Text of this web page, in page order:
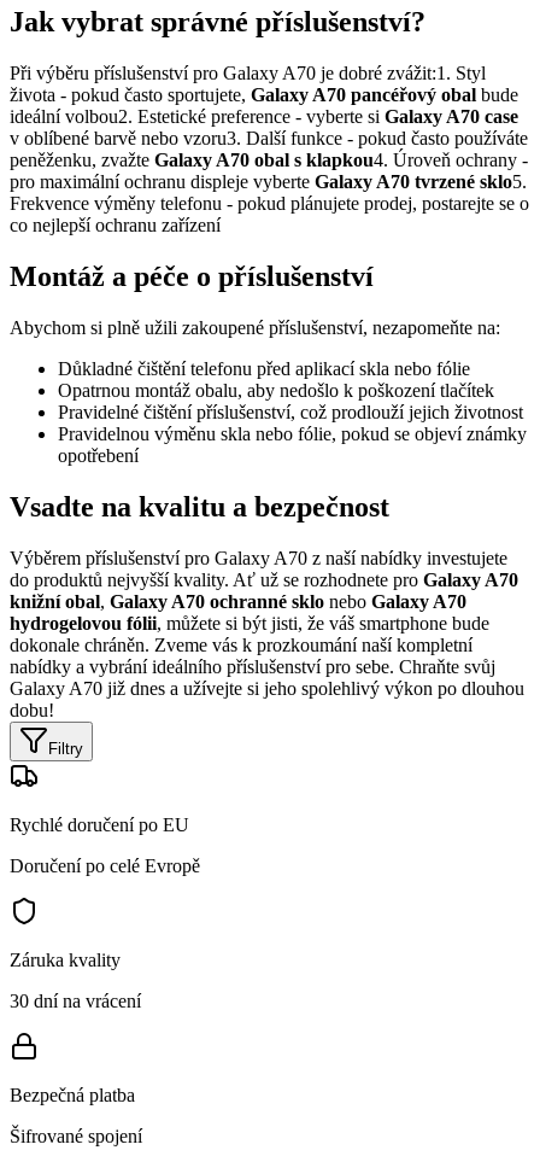
Jak vybrat správné příslušenství?
Při výběru příslušenství pro Galaxy A70 je dobré zvážit:1. Styl
života - pokud často sportujete, Galaxy A70 pancéřový obal bude
ideální volbou2. Estetické preference - vyberte si Galaxy A70 case
v oblíbené barvě nebo vzoru3. Další funkce - pokud často používáte
peněženku, zvažte Galaxy A70 obal s klapkou4. Úroveň ochrany -
pro maximální ochranu displeje vyberte Galaxy A70 tvrzené sklo5.
Frekvence výměny telefonu - pokud plánujete prodej, postarejte se o
co nejlepší ochranu zařízení
Montáž a péče o příslušenství
Abychom si plně užili zakoupené příslušenství, nezapomeňte na:
Důkladné čištění telefonu před aplikací skla nebo fólie
Opatrnou montáž obalu, aby nedošlo k poškození tlačítek
Pravidelné čištění příslušenství, což prodlouží jejich životnost
Pravidelnou výměnu skla nebo fólie, pokud se objeví známky
opotřebení
Vsadte na kvalitu a bezpečnost
Výběrem příslušenství pro Galaxy A70 z naší nabídky investujete
do produktů nejvyšší kvality. Ať už se rozhodnete pro Galaxy A70
knižní obal, Galaxy A70 ochranné sklo nebo Galaxy A70
hydrogelovou fólii, můžete si být jisti, že váš smartphone bude
dokonale chráněn. Zveme vás k prozkoumání naší kompletní
nabídky a vybrání ideálního příslušenství pro sebe. Chraňte svůj
Galaxy A70 již dnes a užívejte si jeho spolehlivý výkon po dlouhou
dobu!
Filtry
Rychlé doručení po EU
Doručení po celé Evropě
Záruka kvality
30 dní na vrácení
Bezpečná platba
Šifrované spojení